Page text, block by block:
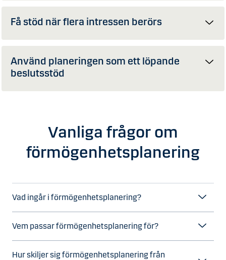
Få stöd när flera intressen berörs
Använd planeringen som ett löpande
beslutsstöd
Vanliga frågor om
förmögenhetsplanering
Vad ingår i förmögenhetsplanering?
Vem passar förmögenhetsplanering för?
Hur skiljer sig förmögenhetsplanering från